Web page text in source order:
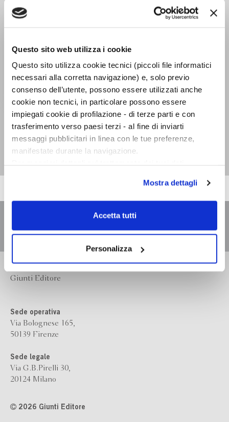
Questo sito web utilizza i cookie
Questo sito utilizza cookie tecnici (piccoli file informatici
necessari alla corretta navigazione) e, solo previo
consenso dell’utente, possono essere utilizzati anche
cookie non tecnici, in particolare possono essere
impiegati cookie di profilazione - di terze parti e con
trasferimento verso paesi terzi - al fine di inviarti
messaggi pubblicitari in linea con le tue preferenze,
manifestate durante la navigazione.
scelte privacy sui cookie, ti invitiamo a prendere visione
dell’informativa cookie.
Chiudendo il banner tramite la “X” prosegui la
dei soli cookie tecnici. Selezionando “Accetta tutti” presti
il tuo consenso alla profilazione che potrai revocare in
ogni momentoRevoca
Mostra dettagli
Accetta tutti
Personalizza
Testimonianze e
frammenti. Testo greco
a fronte
Empedocle
Giunti Editore
Sede operativa
Via Bolognese 165,
50139 Firenze
Sede legale
Via G.B.Pirelli 30,
20124 Milano
2026 Giunti Editore